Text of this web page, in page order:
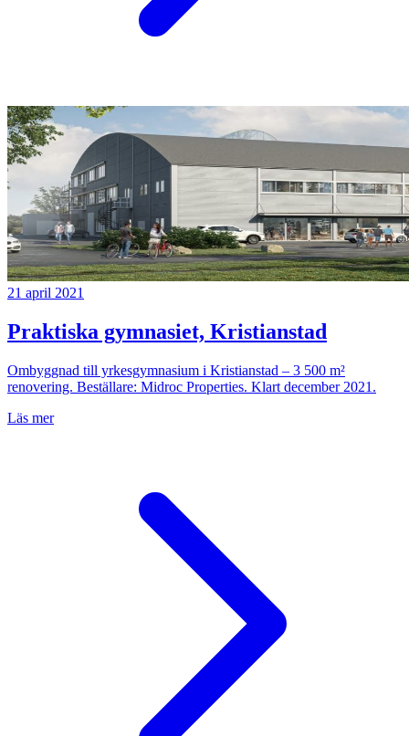
21 april 2021
Praktiska gymnasiet, Kristianstad
Ombyggnad till yrkesgymnasium i Kristianstad – 3 500 m²
renovering. Beställare: Midroc Properties. Klart december 2021.
Läs mer